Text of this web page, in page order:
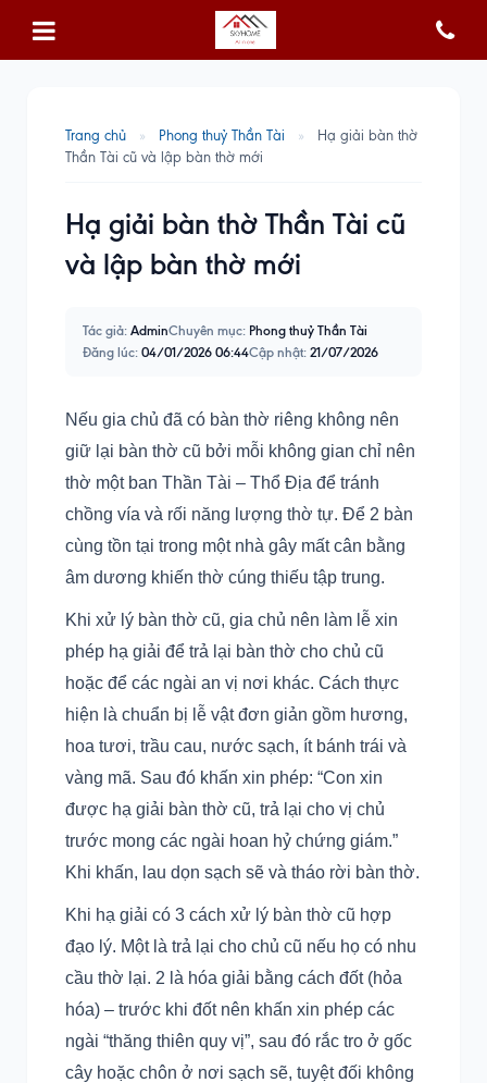
Trang chủ » Phong thuỷ Thần Tài »
Hạ giải bàn thờ
Thần Tài cũ và lập bàn thờ mới
Hạ giải bàn thờ Thần Tài cũ
và lập bàn thờ mới
Tác giả: AdminChuyên mục: Phong thuỷ Thần Tài
Đăng lúc: 04/01/2026 06:44Cập nhật: 21/07/2026
Nếu gia chủ đã có bàn thờ riêng không nên
giữ lại bàn thờ cũ bởi mỗi không gian chỉ nên
thờ một ban Thần Tài – Thổ Địa để tránh
chồng vía và rối năng lượng thờ tự. Để 2 bàn
cùng tồn tại trong một nhà gây mất cân bằng
âm dương khiến thờ cúng thiếu tập trung.
Khi xử lý bàn thờ cũ, gia chủ nên làm lễ xin
phép hạ giải để trả lại bàn thờ cho chủ cũ
hoặc để các ngài an vị nơi khác. Cách thực
hiện là chuẩn bị lễ vật đơn giản gồm hương,
hoa tươi, trầu cau, nước sạch, ít bánh trái và
vàng mã. Sau đó khấn xin phép: “Con xin
được hạ giải bàn thờ cũ, trả lại cho vị chủ
trước mong các ngài hoan hỷ chứng giám.”
Khi khấn, lau dọn sạch sẽ và tháo rời bàn thờ.
Khi hạ giải có 3 cách xử lý bàn thờ cũ hợp
đạo lý. Một là trả lại cho chủ cũ nếu họ có nhu
cầu thờ lại. 2 là hóa giải bằng cách đốt (hỏa
hóa) – trước khi đốt nên khấn xin phép các
ngài “thăng thiên quy vị”, sau đó rắc tro ở gốc
cây hoặc chôn ở nơi sạch sẽ, tuyệt đối không